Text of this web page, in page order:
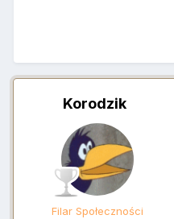
Korodzik
Filar Społeczności